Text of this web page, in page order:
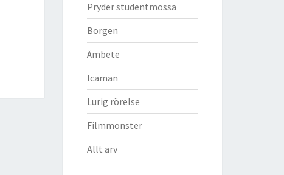
Pryder studentmössa
Borgen
Ämbete
Icaman
Lurig rörelse
Filmmonster
Allt arv